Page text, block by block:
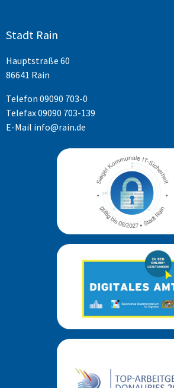
Stadt Rain
Hauptstraße 60
86641 Rain
Telefon 09090 703-0
Telefax 09090 703-139
E-Mail info@rain.de